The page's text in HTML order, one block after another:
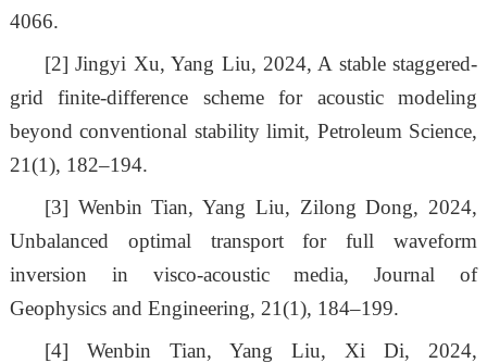
4066.
[2]Jingyi Xu, Yang Liu, 2024, A stable staggered-
grid finite-difference scheme for acoustic modeling
beyond conventional stability limit, Petroleum Science,
21(1), 182–194.
[3] Wenbin Tian, Yang Liu, Zilong Dong, 2024,
Unbalanced optimal transport for full waveform
inversion in visco-acoustic media, Journal of
Geophysics and Engineering, 21(1), 184–199.
[4] Wenbin Tian, Yang Liu, Xi Di, 2024,